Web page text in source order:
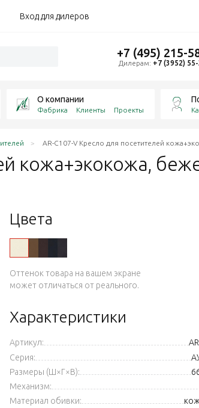
Вход для дилеров
+7 (495) 215-
Дилерам: +7 (3952)
О компании
Фабрика Клиенты Проекты
AR-C107-V Кресло для посетителей
кожа+экокожа,
Цвета
Оттенок товара на вашем экране
может отличаться от реального.
Характеристики
Артикул:
Серия:
Размеры (Ш×Г×В):
Механизм:
Материал обивки: